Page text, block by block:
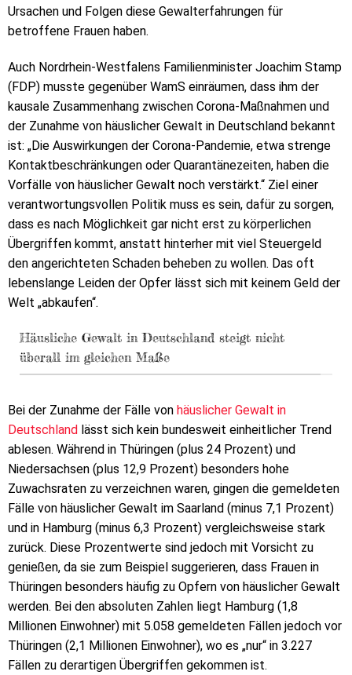
Ursachen und Folgen diese Gewalterfahrungen für
betroffene Frauen haben.
Auch Nordrhein-Westfalens Familienminister Joachim Stamp
(FDP) musste gegenüber WamS einräumen, dass ihm der
kausale Zusammenhang zwischen Corona-Maßnahmen und
der Zunahme von häuslicher Gewalt in Deutschland bekannt
ist: „Die Auswirkungen der Corona-Pandemie, etwa strenge
Kontaktbeschränkungen oder Quarantänezeiten, haben die
Vorfälle von häuslicher Gewalt noch verstärkt.“ Ziel einer
verantwortungsvollen Politik muss es sein, dafür zu sorgen,
dass es nach Möglichkeit gar nicht erst zu körperlichen
Übergriffen kommt, anstatt hinterher mit viel Steuergeld
den angerichteten Schaden beheben zu wollen. Das oft
lebenslange Leiden der Opfer lässt sich mit keinem Geld der
Welt „abkaufen“.
Häusliche Gewalt in Deutschland steigt nicht
überall im gleichen Maße
Bei der Zunahme der Fälle von häuslicher Gewalt in
Deutschland lässt sich kein bundesweit einheitlicher Trend
ablesen. Während in Thüringen (plus 24 Prozent) und
Niedersachsen (plus 12,9 Prozent) besonders hohe
Zuwachsraten zu verzeichnen waren, gingen die gemeldeten
Fälle von häuslicher Gewalt im Saarland (minus 7,1 Prozent)
und in Hamburg (minus 6,3 Prozent) vergleichsweise stark
zurück. Diese Prozentwerte sind jedoch mit Vorsicht zu
genießen, da sie zum Beispiel suggerieren, dass Frauen in
Thüringen besonders häufig zu Opfern von häuslicher Gewalt
werden. Bei den absoluten Zahlen liegt Hamburg (1,8
Millionen Einwohner) mit 5.058 gemeldeten Fällen jedoch vor
Thüringen (2,1 Millionen Einwohner), wo es „nur“ in 3.227
Fällen zu derartigen Übergriffen gekommen ist.